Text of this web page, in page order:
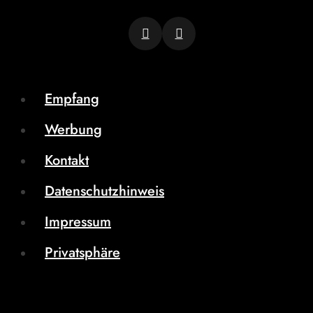
Empfang
Werbung
Kontakt
Datenschutzhinweis
Impressum
Privatsphäre